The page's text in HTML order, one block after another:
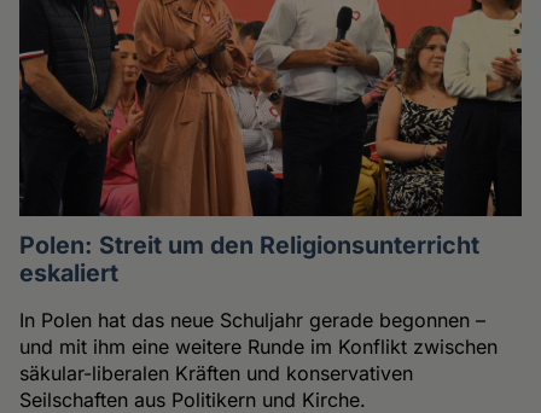
Polen: Streit um den Religionsunterricht
eskaliert
In Polen hat das neue Schuljahr gerade begonnen –
und mit ihm eine weitere Runde im Konflikt zwischen
säkular-liberalen Kräften und konservativen
Seilschaften aus Politikern und Kirche.